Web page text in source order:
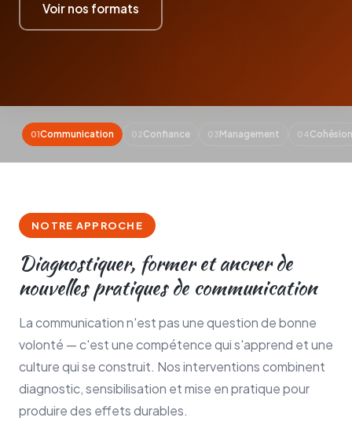
Voir nos formats
01Communication 02Confiance 03Management 04Cohésion
NOTRE APPROCHE
Diagnostiquer, former et ancrer de
nouvelles pratiques de communication
La communication n'est pas une question de bonne
volonté — c'est une compétence qui s'apprend et une
culture qui se construit. Nos interventions combinent
diagnostic, sensibilisation et mise en pratique pour
produire des effets durables.